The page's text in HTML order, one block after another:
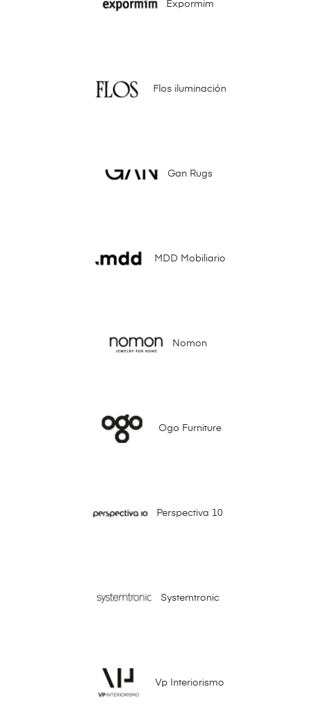
Expormim
Flos iluminación
Gan Rugs
MDD Mobiliario
Nomon
Ogo Furniture
Perspectiva 10
Systemtronic
Vp Interiorismo